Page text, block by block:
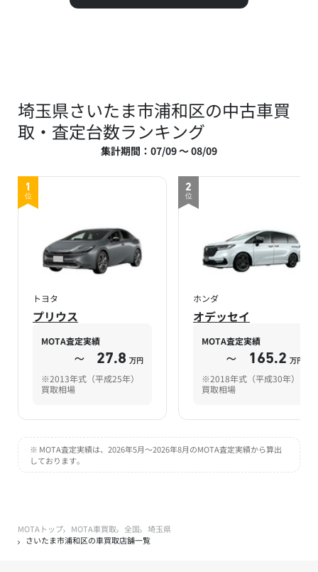
埼玉県さいたま市浦和区の中古車買
取・査定台数ランキング
集計期間：07/09 ～ 08/09
1
位
トヨタ
プリウス
MOTA査定実績
～ 27.8 万円
※2013年式（平成25年）
買取相場
2
位
ホンダ
オデッセイ
MOTA査定実績
～ 165.2 万円
※2018年式（平成30年）
買取相場
※ MOTA査定実績は、2026年5月～2026年8月のMOTA査定実績から算出
しております。
MOTAトップ MOTA車買取 全国
埼玉県
さいたま市浦和区の車買取店舗一覧